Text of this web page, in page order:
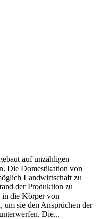
auf unzähligen
Die Domestikation von
Landwirtschaft zu
der Produktion zu
in die Körper von
um sie den Ansprüchen der
Die...